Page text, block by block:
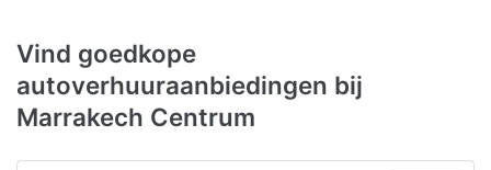
Vind goedkope
autoverhuuraanbiedingen bij
Marrakech Centrum